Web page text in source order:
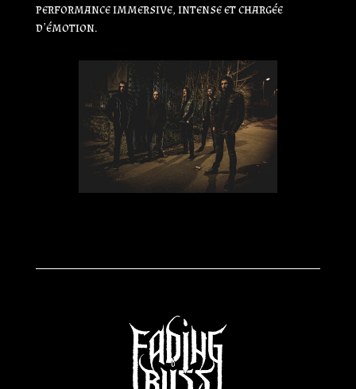
performance immersive, intense et chargée
d’émotion.